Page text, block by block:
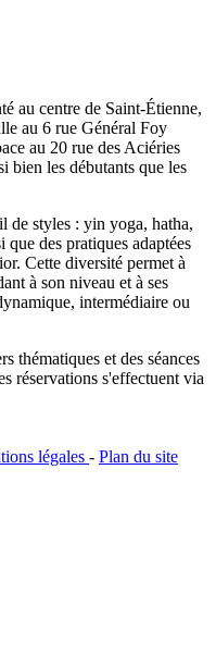
au centre de Saint-Étienne,
au 6 rue Général Foy
au 20 rue des Aciéries
bien les débutants que les
de styles : yin yoga, hatha,
des pratiques adaptées
Cette diversité permet à
à son niveau et à ses
intermédiaire ou
thématiques et des séances
réservations s'effectuent via
légales - Plan du site